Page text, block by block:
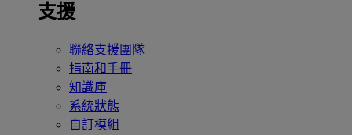
支援
聯絡支援團隊
指南和手冊
知識庫
系統狀態
自訂模組